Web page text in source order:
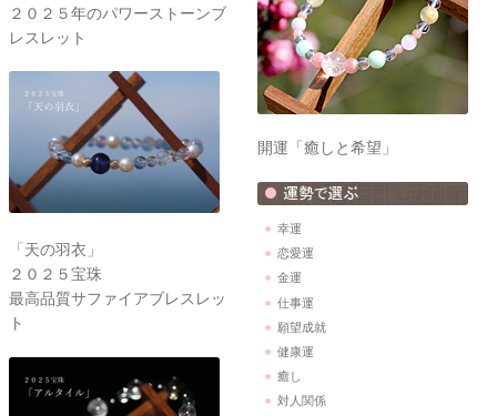
２０２５年のパワーストーンブ
レスレット
「天の羽衣」
２０２５宝珠
最高品質サファイアブレスレッ
ト
開運「癒しと希望」
幸運
恋愛運
金運
仕事運
願望成就
健康運
癒し
対人関係